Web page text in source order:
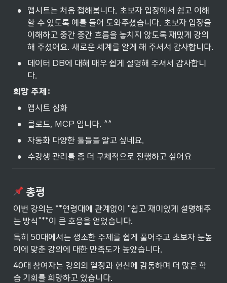
•
앱시트는 처음 접해봅니다. 초보자 입장에서 쉽고 이해
할 수 있도록 예를 들어 도와주셨습니다. 초보자 입장을
이해하고 중간 중간 흐름을 놓치지 않도록 재밌게 강의
해 주셨어요. 새로운 세계를 알게 해 주셔서 감사합니다.
•
데이터 DB에 대해 매우 쉽게 설명해 주셔서 감사합니
다.
희망 주제:
• 앱시트 심화
• 클로드, MCP 입니다. ^^
• 자동화 다양한 툴들을 알고 싶네요.
• 수강생 관리를 좀 더 구체적으로 진행하고 싶어요
총평
이번 강의는 **연령대에 관계없이 "쉽고 재미있게 설명해주
는 방식"**이 큰 호응을 얻었습니다.
특히 50대에서는 생소한 주제를 쉽게 풀어주고 초보자 눈높
이에 맞춘 강의에 대한 만족도가 높았습니다.
40대 참여자는 강의의 열정과 헌신에 감동하며 더 많은 학
습 기회를 희망하고 있습니다.